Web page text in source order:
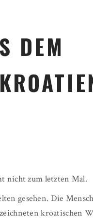
DEM
nicht zum letzten Mal.
gesehen. Die
kroatischen